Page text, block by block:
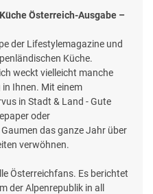
Österreich-Ausgabe –
der Lifestylemagazine und
Küche.
weckt vielleicht manche
Ihnen. Mit einem
in Stadt & Land - Gute
oder
das ganze Jahr über
verwöhnen.
Österreichfans. Es berichtet
der Alpenrepublik in all